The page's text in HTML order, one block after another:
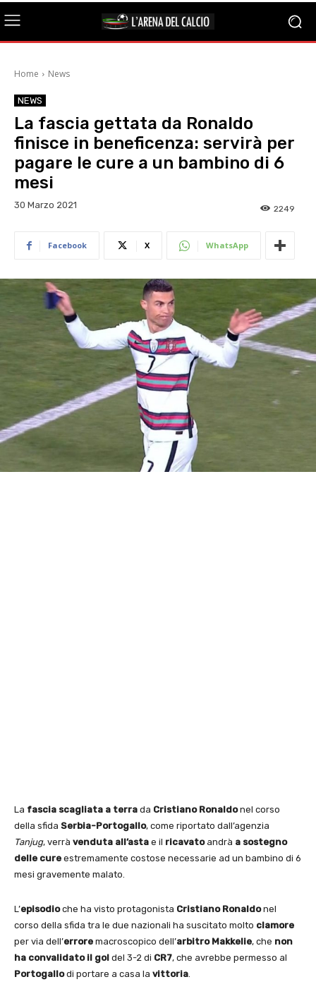
Home News
NEWS
La fascia gettata da Ronaldo
finisce in beneficenza: servirà per
pagare le cure a un bambino di 6
mesi
30 Marzo 2021 2249
Facebook X WhatsApp
La fascia scagliata a terra da Cristiano Ronaldonel corso
della sfida Serbia-Portogallo, come riportato dall’agenzia
Tanjug, verrà venduta all’asta e il ricavatoandrà a sostegno
delle cure estremamente costose necessarie ad un bambino di 6
mesi gravemente malato.
L’episodioche ha visto protagonista Cristiano Ronaldonel
corso della sfida tra le due nazionali ha suscitato molto clamore
per via dell’errore macroscopico dell’arbitro Makkelie, che non
ha convalidato il gol del 3-2 di CR7, che avrebbe permesso al
Portogallodi portare a casa la vittoria